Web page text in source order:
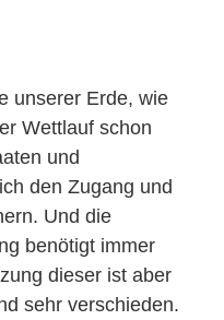
unserer Erde, wie
Wettlauf schon
und
den Zugang und
Und die
benötigt immer
dieser ist aber
sehr verschieden.